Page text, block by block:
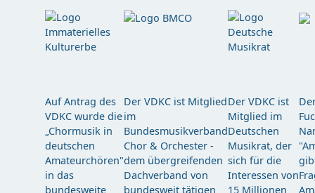
Auf Antrag des
VDKC wurde die
„Chormusik in
deutschen
Amateurchören"
in das
bundesweite
Der VDKC ist Mitglied
im
Bundesmusikverband
Chor & Orchester -
dem übergreifenden
Dachverband von
bundesweit tätigen
Der VDKC ist
Mitglied im
Deutschen
Musikrat, der
sich für die
Interessen von
15 Millionen